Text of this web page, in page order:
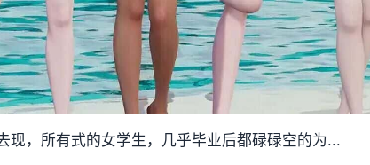
现，所有式的女学生，几乎毕业后都碌碌空的为...